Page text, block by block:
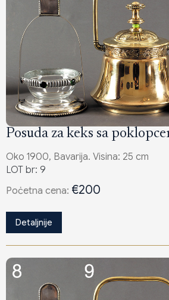
Posuda za keks sa
Oko 1900, Bavarija. Visina: 25 cm
LOT br: 9
Poċetna cena: €200
Detaljnije